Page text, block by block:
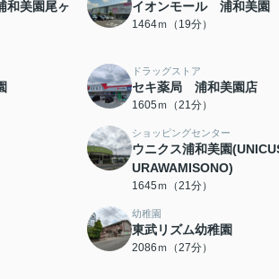
和美園尾ヶ
イオンモール 浦和美園
1464ｍ（19分）
ドラッグストア
セキ薬局 浦和美園店
1605ｍ（21分）
ショッピングセンター
ウニクス浦和美園
URAWAMISONO)
1645ｍ（21分）
幼稚園
東武リズム幼稚園
2086ｍ（27分）